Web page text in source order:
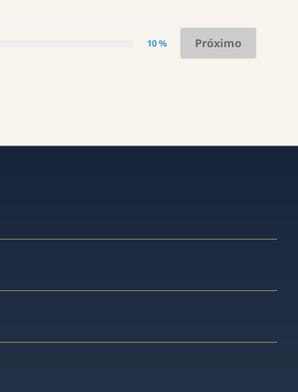
10 % Próximo